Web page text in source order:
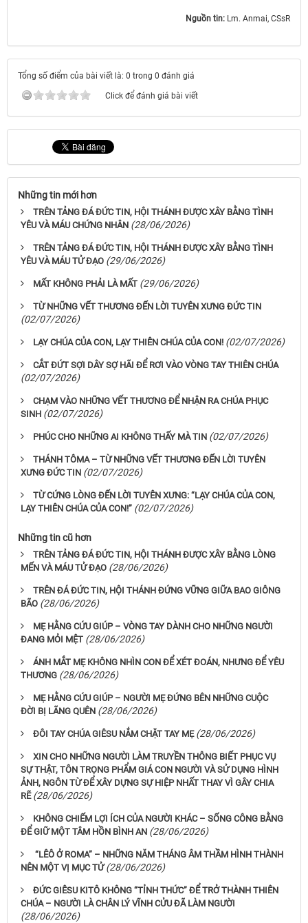
Nguồn tin: Lm. Anmai, CSsR
Tổng số điểm của bài viết là: 0 trong 0 đánh giá
Click để đánh giá bài viết
Những tin mới hơn
TRÊN TẢNG ĐÁ ĐỨC TIN, HỘI THÁNH ĐƯỢC XÂY BẰNG TÌNH
YÊU VÀ MÁU CHỨNG NHÂN (28/06/2026)
TRÊN TẢNG ĐÁ ĐỨC TIN, HỘI THÁNH ĐƯỢC XÂY BẰNG TÌNH
YÊU VÀ MÁU TỬ ĐẠO (29/06/2026)
MẤT KHÔNG PHẢI LÀ MẤT (29/06/2026)
TỪ NHỮNG VẾT THƯƠNG ĐẾN LỜI TUYÊN XƯNG ĐỨC TIN
(02/07/2026)
LẠY CHÚA CỦA CON, LẠY THIÊN CHÚA CỦA CON! (02/07/2026)
CẮT ĐỨT SỢI DÂY SỢ HÃI ĐỂ RƠI VÀO VÒNG TAY THIÊN CHÚA
(02/07/2026)
CHẠM VÀO NHỮNG VẾT THƯƠNG ĐỂ NHẬN RA CHÚA PHỤC
SINH (02/07/2026)
PHÚC CHO NHỮNG AI KHÔNG THẤY MÀ TIN (02/07/2026)
THÁNH TÔMA – TỪ NHỮNG VẾT THƯƠNG ĐẾN LỜI TUYÊN
XƯNG ĐỨC TIN (02/07/2026)
TỪ CỨNG LÒNG ĐẾN LỜI TUYÊN XƯNG: “LẠY CHÚA CỦA CON,
LẠY THIÊN CHÚA CỦA CON!” (02/07/2026)
Những tin cũ hơn
TRÊN TẢNG ĐÁ ĐỨC TIN, HỘI THÁNH ĐƯỢC XÂY BẰNG LÒNG
MẾN VÀ MÁU TỬ ĐẠO (28/06/2026)
TRÊN ĐÁ ĐỨC TIN, HỘI THÁNH ĐỨNG VỮNG GIỮA BAO GIÔNG
BÃO (28/06/2026)
MẸ HẰNG CỨU GIÚP – VÒNG TAY DÀNH CHO NHỮNG NGƯỜI
ĐANG MỎI MỆT (28/06/2026)
ÁNH MẮT MẸ KHÔNG NHÌN CON ĐỂ XÉT ĐOÁN, NHƯNG ĐỂ YÊU
THƯƠNG (28/06/2026)
MẸ HẰNG CỨU GIÚP – NGƯỜI MẸ ĐỨNG BÊN NHỮNG CUỘC
ĐỜI BỊ LÃNG QUÊN (28/06/2026)
ĐÔI TAY CHÚA GIÊSU NẮM CHẶT TAY MẸ (28/06/2026)
XIN CHO NHỮNG NGƯỜI LÀM TRUYỀN THÔNG BIẾT PHỤC VỤ
SỰ THẬT, TÔN TRỌNG PHẨM GIÁ CON NGƯỜI VÀ SỬ DỤNG HÌNH
ẢNH, NGÔN TỪ ĐỂ XÂY DỰNG SỰ HIỆP NHẤT THAY VÌ GÂY CHIA
RẼ (28/06/2026)
KHÔNG CHIẾM LỢI ÍCH CỦA NGƯỜI KHÁC – SỐNG CÔNG BẰNG
ĐỂ GIỮ MỘT TÂM HỒN BÌNH AN (28/06/2026)
“LÊÔ Ở ROMA” – NHỮNG NĂM THÁNG ÂM THẦM HÌNH THÀNH
NÊN MỘT VỊ MỤC TỬ (28/06/2026)
ĐỨC GIÊSU KITÔ KHÔNG “TỈNH THỨC” ĐỂ TRỞ THÀNH THIÊN
CHÚA – NGƯỜI LÀ CHÂN LÝ VĨNH CỬU ĐÃ LÀM NGƯỜI
(28/06/2026)